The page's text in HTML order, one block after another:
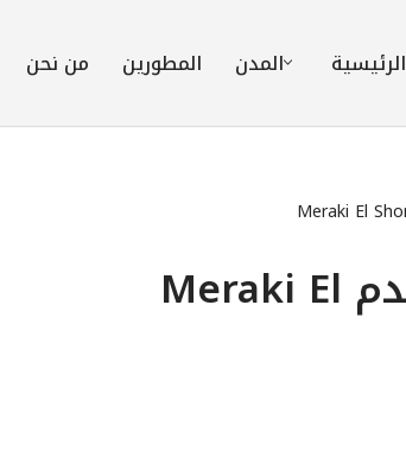
الرئيسية المدن المطورين من نحن
كمبوند ميراكي الشروق | 15% مقدم Meraki El